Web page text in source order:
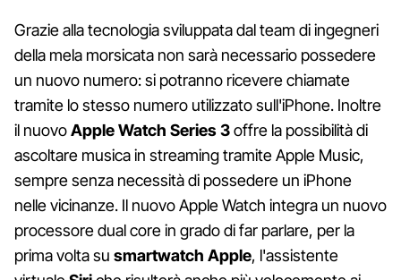
Grazie alla tecnologia sviluppata dal team di ingegneri
della mela morsicata non sarà necessario possedere
un nuovo numero: si potranno ricevere chiamate
tramite lo stesso numero utilizzato sull'iPhone. Inoltre
il nuovoApple Watch Series 3offre la possibilità di
ascoltare musica in streaming tramite Apple Music,
sempre senza necessità di possedere un iPhone
nelle vicinanze. Il nuovo Apple Watch integra un nuovo
processore dual core in grado di far parlare, per la
prima volta su smartwatch Apple, l'assistente